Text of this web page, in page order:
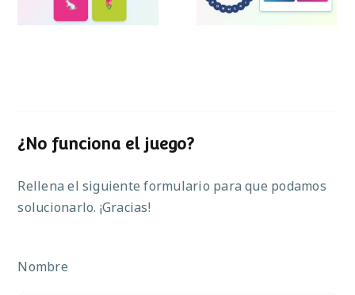
¿No funciona el juego?
Rellena el siguiente formulario para que podamos
solucionarlo. ¡Gracias!
Nombre